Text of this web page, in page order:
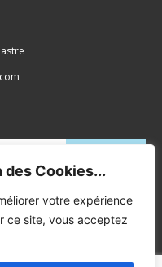
Cookies...
votre expérience
ce site, vous acceptez
pour vous envoyer des
vous désabonner à tout
nos emails. En savoir plus
.